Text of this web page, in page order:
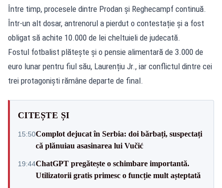
Între timp, procesele dintre Prodan și Reghecampf continuă.
Într-un alt dosar, antrenorul a pierdut o contestație și a fost
obligat să achite 10.000 de lei cheltuieli de judecată.
Fostul fotbalist plătește și o pensie alimentară de 3.000 de
euro lunar pentru fiul său, Laurențiu Jr., iar conflictul dintre cei
trei protagoniști rămâne departe de final.
CITEȘTE ȘI
15:50Complot dejucat în Serbia: doi bărbați, suspectați
că plănuiau asasinarea lui Vučić
19:44ChatGPT pregătește o schimbare importantă.
Utilizatorii gratis primesc o funcție mult așteptată